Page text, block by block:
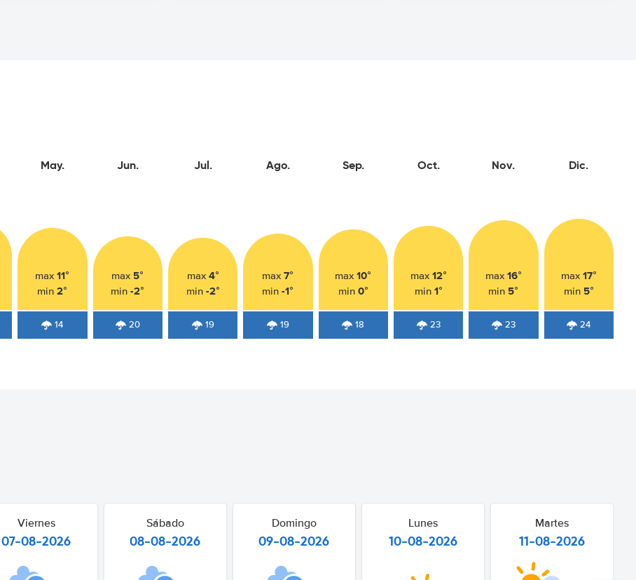
May.
max11°
min2°
14
Jun.
max 5°
min-2°
20
Jul.
max 4°
min -2°
19
Ago.
max7°
min-1°
19
Sep.
max10°
min 0°
18
Oct.
max 12°
min 1°
23
Nov.
max 16°
min 5°
23
Dic.
max 17°
min 5°
24
Viernes
07-08-2026
Sábado
08-08-2026
Domingo
09-08-2026
Lunes
10-08-2026
Martes
11-08-2026